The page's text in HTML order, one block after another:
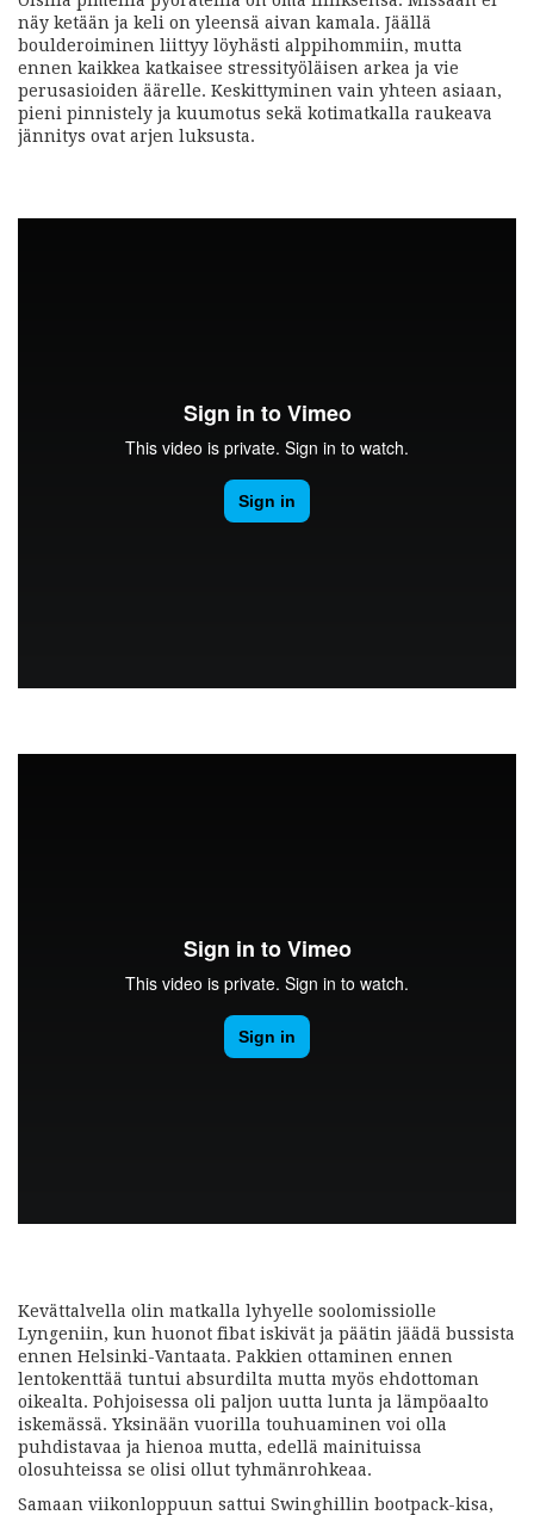
näy ketään ja keli on yleensä aivan kamala. Jäällä
boulderoiminen liittyy löyhästi alppihommiin, mutta
ennen kaikkea katkaisee stressityöläisen arkea ja vie
perusasioiden äärelle. Keskittyminen vain yhteen asiaan,
pieni pinnistely ja kuumotus sekä kotimatkalla raukeava
jännitys ovat arjen luksusta.
Kevättalvella olin matkalla lyhyelle soolomissiolle
Lyngeniin, kun huonot fibat iskivät ja päätin jäädä bussista
ennen Helsinki-Vantaata. Pakkien ottaminen ennen
lentokenttää tuntui absurdilta mutta myös ehdottoman
oikealta. Pohjoisessa oli paljon uutta lunta ja lämpöaalto
iskemässä. Yksinään vuorilla touhuaminen voi olla
puhdistavaa ja hienoa mutta, edellä mainituissa
olosuhteissa se olisi ollut tyhmänrohkeaa.
Samaan viikonloppuun sattui Swinghillin bootpack-kisa,